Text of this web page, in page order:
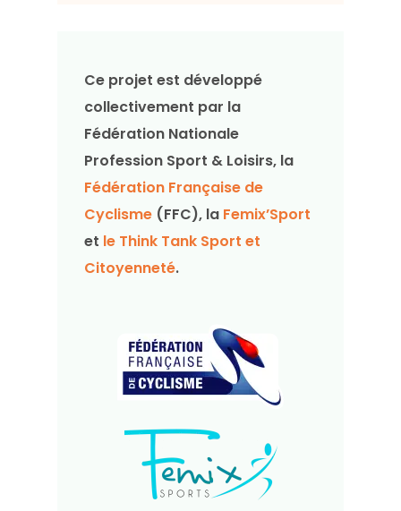
Ce projet est développé
collectivement par la
Fédération Nationale
Profession Sport & Loisirs, la
Fédération Française de
Cyclisme (FFC), la Femix’Sport
et le Think Tank Sport et
Citoyenneté.